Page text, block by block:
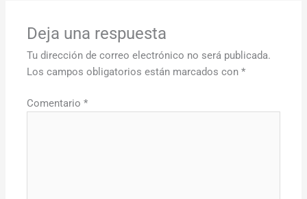
Deja una respuesta
Tu dirección de correo electrónico no será publicada.
Los campos obligatorios están marcados con*
Comentario*